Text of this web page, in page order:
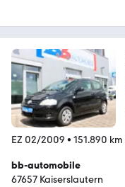
EZ 02/2009 • 151.890 km
bb-automobile
67657 Kaiserslautern